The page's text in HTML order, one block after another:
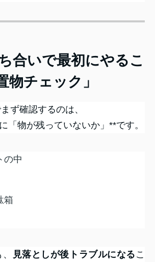
合いで最初にやるこ
物チェック」
ず確認するのは、
「物が残っていないか」**です。
の中
箱
見落としが後トラブルになる こ